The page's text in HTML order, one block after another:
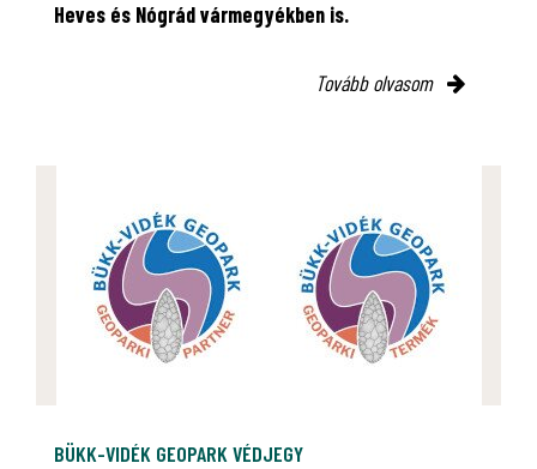
Heves és Nógrád vármegyékben is.
Tovább olvasom
BÜKK-VIDÉK GEOPARK VÉDJEGY